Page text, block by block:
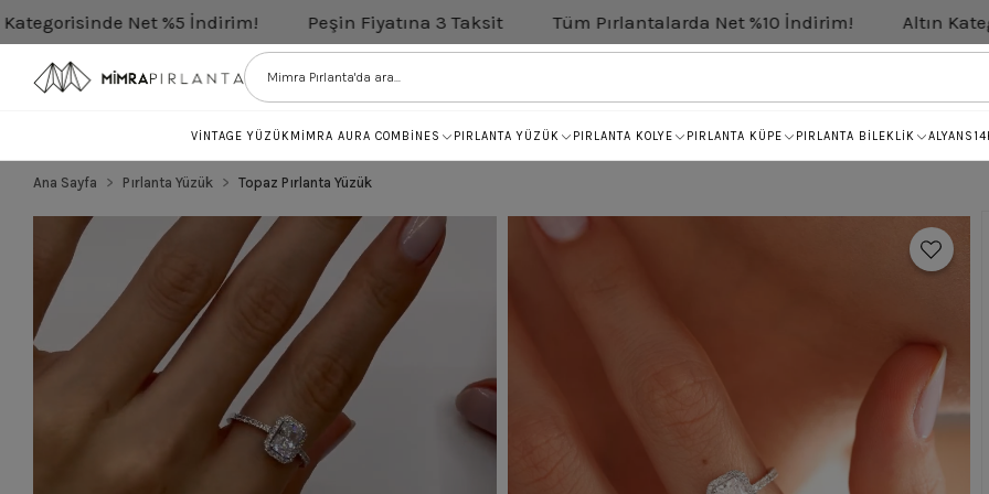
%5 İndirim! Peşin Fiyatına 3 Taksit Tüm Pırlantalarda Net %10 İndirim! Altın Kategorisinde Net
VİNTAGE YÜZÜK MİMRA AURA COMBİNES PIRLANTA YÜZÜK PIRLANTA KOLYE PIRLANTA KÜPE PIRLANTA BİLEKLİK ALYANS
Ana Sayfa Pırlanta Yüzük Topaz Pırlanta Yüzük